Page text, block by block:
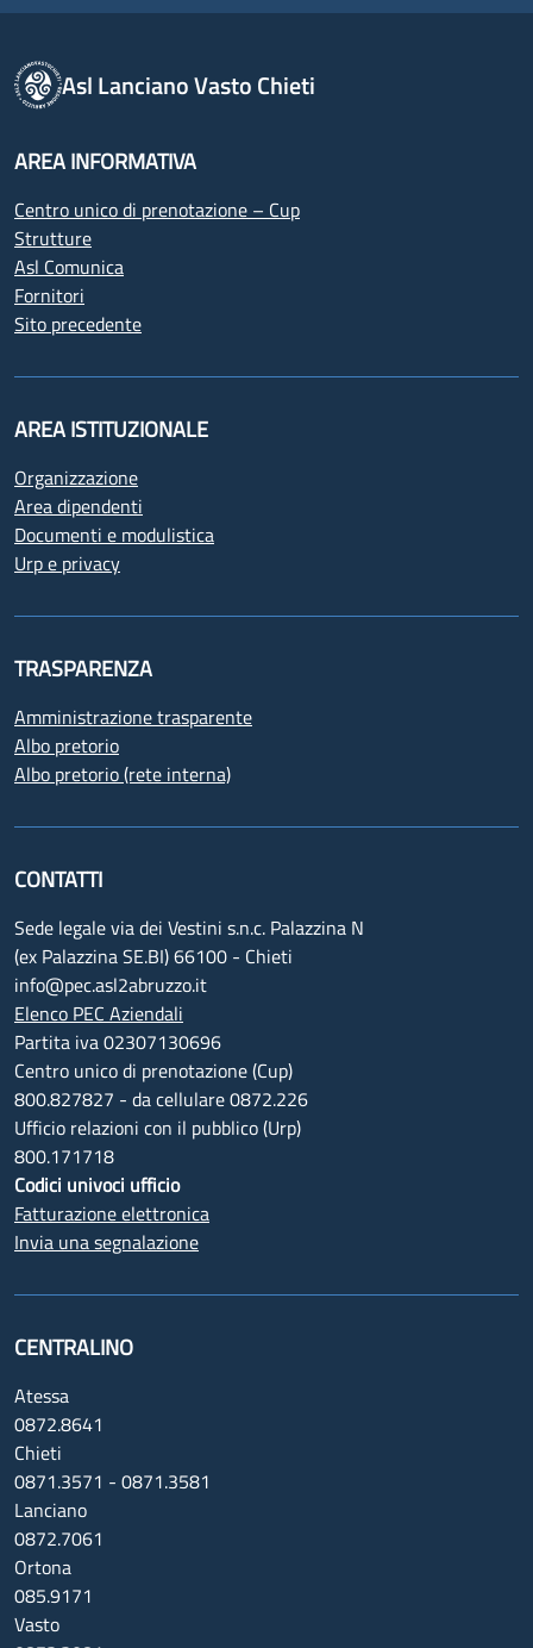
Asl Lanciano Vasto Chieti
AREA INFORMATIVA
Centro unico di prenotazione – Cup
Strutture
Asl Comunica
Fornitori
Sito precedente
AREA ISTITUZIONALE
Organizzazione
Area dipendenti
Documenti e modulistica
Urp e privacy
TRASPARENZA
Amministrazione trasparente
Albo pretorio
Albo pretorio (rete interna)
CONTATTI
Sede legale via dei Vestini s.n.c. Palazzina N
(ex Palazzina SE.BI) 66100 - Chieti
info@pec.asl2abruzzo.it
Elenco PEC Aziendali
Partita iva 02307130696
Centro unico di prenotazione (Cup)
800.827827 - da cellulare 0872.226
Ufficio relazioni con il pubblico (Urp)
800.171718
Codici univoci ufficio
Fatturazione elettronica
Invia una segnalazione
CENTRALINO
Atessa
0872.8641
Chieti
0871.3571 - 0871.3581
Lanciano
0872.7061
Ortona
085.9171
Vasto